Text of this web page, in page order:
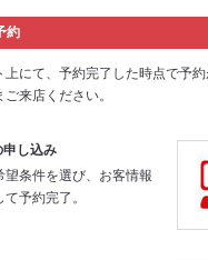
約
上にて、予約完了した時点で予約
ご来店ください。
申し込み
望条件を選び、お客情報
予約完了。